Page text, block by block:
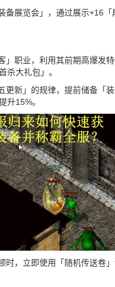
备展览会」，通过展示+16
」职业，利用其前期高爆发
杀大礼包」。
更新」的规律，提前储备「
升15%。
时，立即使用「随机传送卷